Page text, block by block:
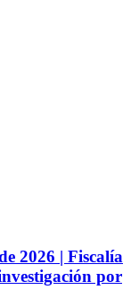
2026 | Fiscalía
por